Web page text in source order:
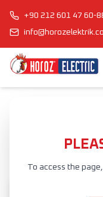
+90 212 601 47 60-
To access the
LED ADAPTÖRLER